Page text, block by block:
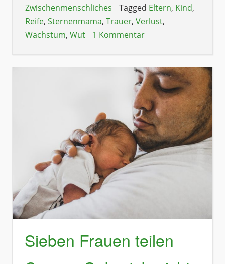
Zwischenmenschliches
Tagged Eltern, Kind,
Reife, Sternenmama, Trauer, Verlust,
Wachstum, Wut 1 Kommentar
Sieben Frauen teilen